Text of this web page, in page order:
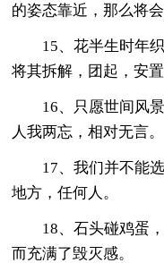
的姿态靠近，那么将
15、花半生时年
将其拆解，团起，安置
16、只愿世间风
人我两忘，相对无言。
17、我们并不能
地方，任何人。
18、石头碰鸡蛋
而充满了毁灭感。